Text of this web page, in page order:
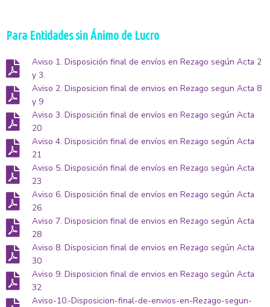
Para Entidades sin Ánimo de Lucro
Aviso 1. Disposición final de envíos en Rezago según Acta 2
y 3.
Aviso 2. Disposicion final de envios en Rezago segun Acta 8
y 9
Aviso 3. Disposición final de envíos en Rezago según Acta
20
Aviso 4. Disposición final de envíos en Rezago según Acta
21
Aviso 5. Disposición final de envíos en Rezago según Acta
23
Aviso 6. Disposición final de envíos en Rezago según Acta
26
Aviso 7. Disposicion final de envios en Rezago según Acta
28
Aviso 8. Disposicion final de envios en Rezago según Acta
30
Aviso 9. Disposicion final de envios en Rezago según Acta
32
Aviso-10.-Disposicion-final-de-envios-en-Rezago-segun-